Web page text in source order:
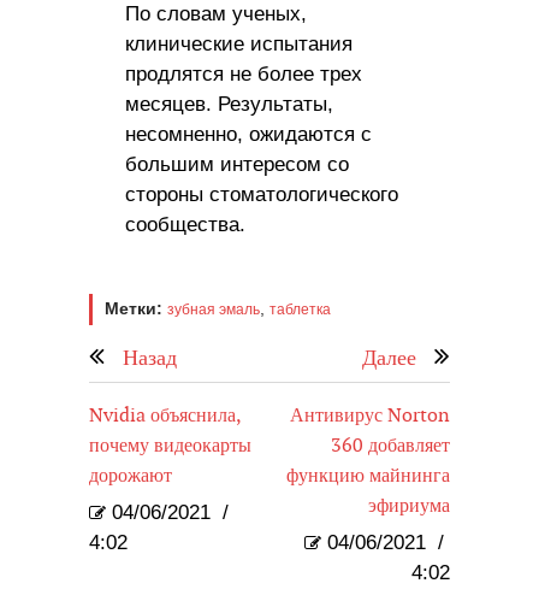
По словам ученых,
клинические испытания
продлятся не более трех
месяцев. Результаты,
несомненно, ожидаются с
большим интересом со
стороны стоматологического
сообщества.
Метки: зубная эмаль таблетка
Назад Далее
Nvidia объяснила,
почему видеокарты
дорожают
04/06/2021 /
4:02
Антивирус Norton
360 добавляет
функцию майнинга
эфириума
04/06/2021 /
4:02